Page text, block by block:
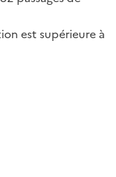
est supérieure à